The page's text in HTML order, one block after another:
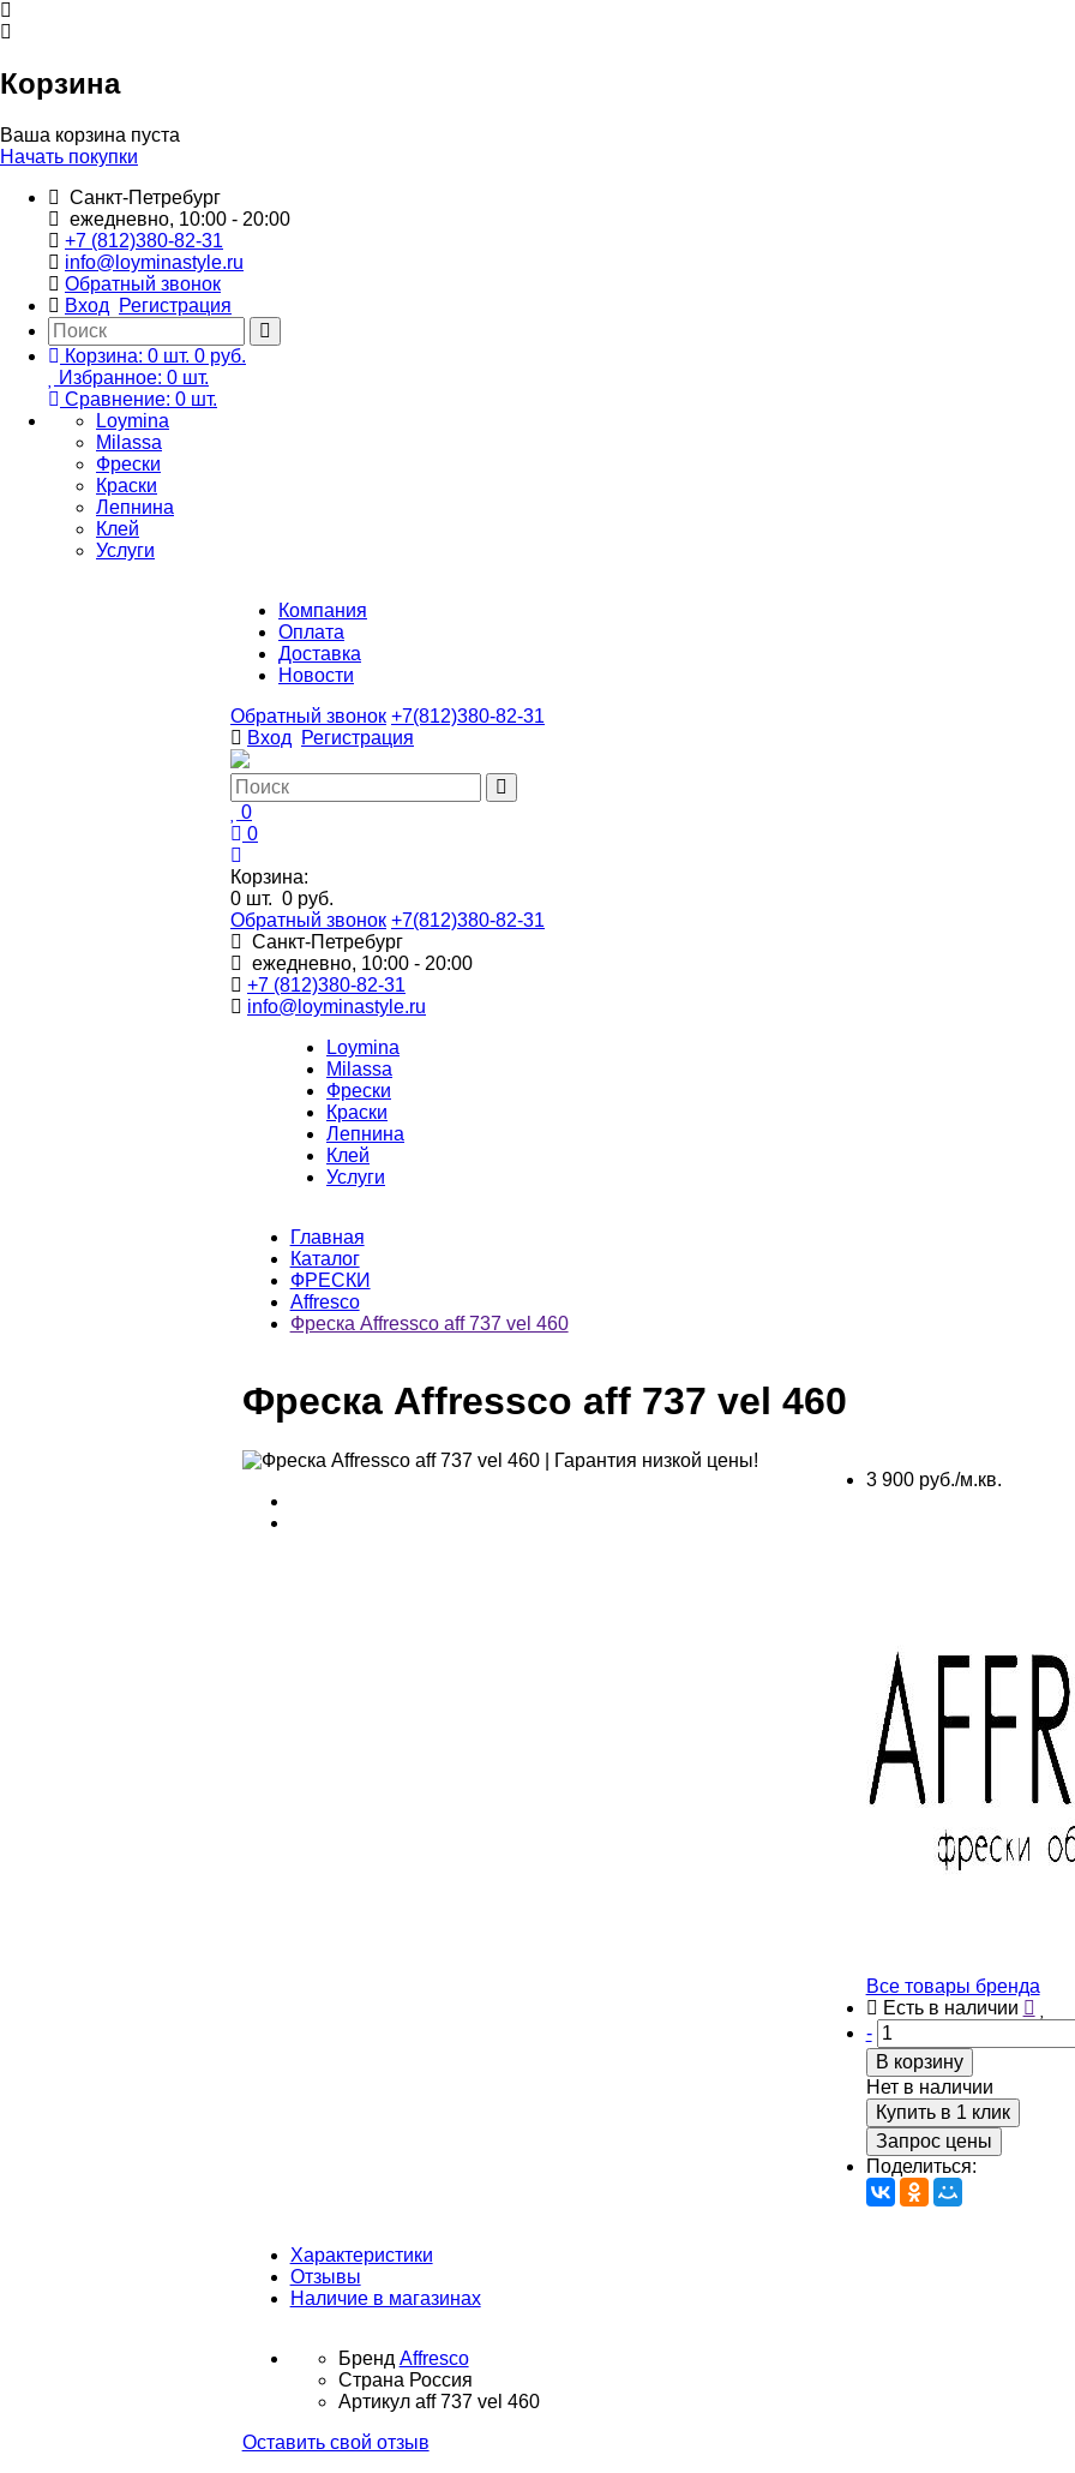
Корзина
Ваша корзина пуста
Начать покупки
Санкт-Петребург
ежедневно, 10:00 - 20:00
+7 (812)380-82-31
info@loyminastyle.ru
Обратный звонок
Вход
Регистрация
Корзина: 0 шт. 0 руб.
Избранное: 0 шт.
Сравнение: 0 шт.
Loymina
Milassa
Фрески
Краски
Лепнина
Клей
Услуги
Компания
Оплата
Доставка
Новости
Обратный звонок +7(812)380-82-31
Вход
Регистрация
0
0
Корзина:
0 шт. 0 руб.
Обратный звонок +7(812)380-82-31
Санкт-Петребург
ежедневно, 10:00 - 20:00
+7 (812)380-82-31
info@loyminastyle.ru
Loymina
Milassa
Фрески
Краски
Лепнина
Клей
Услуги
Главная
Каталог
ФРЕСКИ
Affresco
Фреска Affressco aff 737 vel 460
Фреска Affressco aff 737 vel 460
3 900 руб./м.кв.
Все товары бренда
Есть в наличии
-
В корзину
Нет в наличии
Купить в 1 клик
Запрос цены
Поделиться:
Характеристики
Отзывы
Наличие в магазинах
Бренд Affresco
Страна Россия
Артикул aff 737 vel 460
Оставить свой отзыв